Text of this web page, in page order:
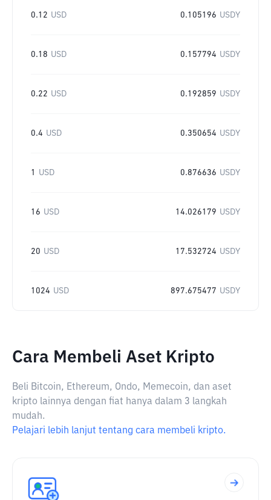
0.12 USD 0.105196 USDY
0.18 USD 0.157794 USDY
0.22 USD 0.192859 USDY
0.4 USD 0.350654 USDY
1 USD 0.876636 USDY
16 USD 14.026179 USDY
20 USD 17.532724 USDY
1024 USD 897.675477 USDY
Cara Membeli Aset Kripto
Beli Bitcoin, Ethereum, Ondo, Memecoin, dan aset
kripto lainnya dengan fiat hanya dalam 3 langkah
mudah.
Pelajari lebih lanjut tentang cara membeli kripto.